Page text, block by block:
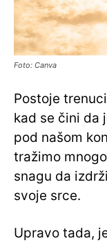
Foto: Canva
Postoje
kad se čini da
pod našom
tražimo
snagu da
svoje srce.
Upravo tada,